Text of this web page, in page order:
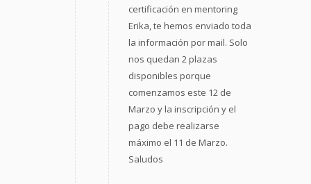
certificación en mentoring
Erika, te hemos enviado toda
la información por mail. Solo
nos quedan 2 plazas
disponibles porque
comenzamos este 12 de
Marzo y la inscripción y el
pago debe realizarse
máximo el 11 de Marzo.
Saludos